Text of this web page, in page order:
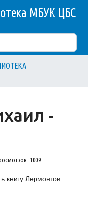
МБУК ЦБС
-
1009
книгу Лермонтов